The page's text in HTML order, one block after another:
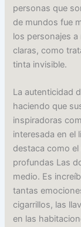
personas que
de mundos fue
los personajes
claras, como
tinta invisible.
La autenticidad
haciendo que
inspiradoras
interesada en el
destaca como
profundas Las
medio. Es
tantas
cigarrillos, las
en las